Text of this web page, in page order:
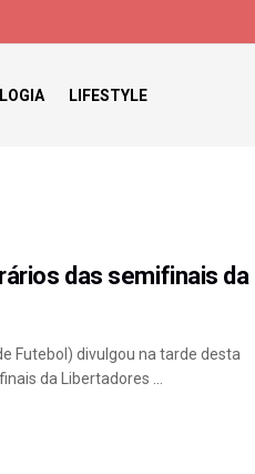
LIFESTYLE
das semifinais da
Futebol) divulgou na tarde desta
da Libertadores ...